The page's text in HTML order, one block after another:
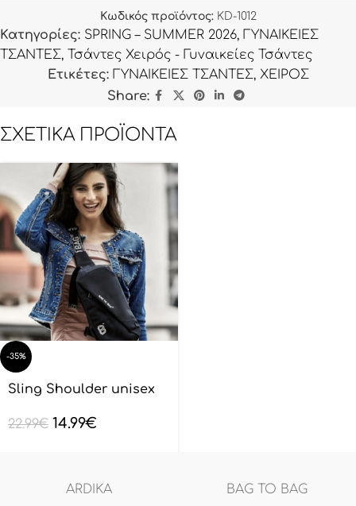
Κωδικός προϊόντος: KD-1012
Κατηγορίες: SPRING – SUMMER 2026, ΓΥΝΑΙΚΕΙΕΣ
ΤΣΑΝΤΕΣ, Τσάντες Χειρός - Γυναικείες Τσάντες
Ετικέτες: ΓΥΝΑΙΚΕΙΕΣ ΤΣΑΝΤΕΣ, ΧΕΙΡΟΣ
Share:
ΣΧΕΤΙΚΆ ΠΡΟΪΌΝΤΑ
-35%
Sling Shoulder unisex
BL132801
22.99€ 14.99€
ARDIKA BAG TO BAG